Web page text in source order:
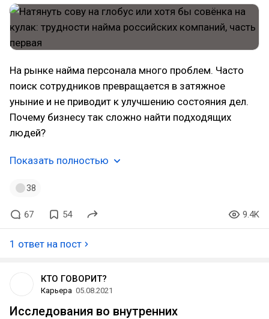
На рынке найма персонала много проблем. Часто
поиск сотрудников превращается в затяжное
уныние и не приводит к улучшению состояния дел.
Почему бизнесу так сложно найти подходящих
людей?
Показать полностью
38
67 54 9.4K
1 ответ на пост
КТО ГОВОРИТ?
Карьера 05.08.2021
Исследования во внутренних